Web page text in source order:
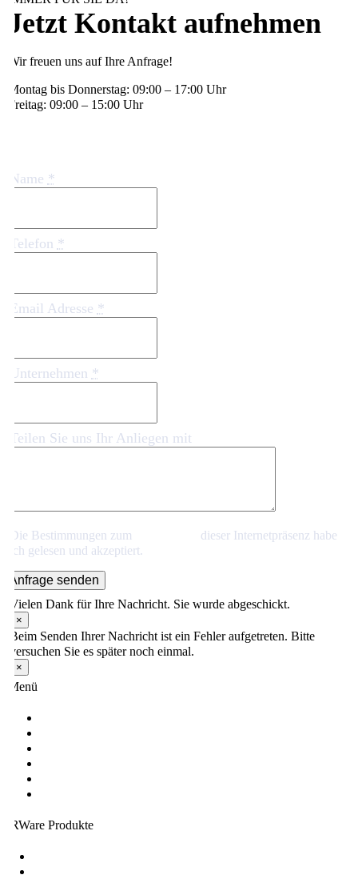
Jetzt Kontakt aufnehmen
Wir freuen uns auf Ihre Anfrage!
Montag bis Donnerstag: 09:00 – 17:00 Uhr
Freitag: 09:00 – 15:00 Uhr
Name *
Telefon *
Email Adresse *
Unternehmen *
Teilen Sie uns Ihr Anliegen mit
Die Bestimmungen zum
dieser Internetpräsenz habe
ich gelesen und akzeptiert.
Anfrage senden
Vielen Dank für Ihre Nachricht. Sie wurde abgeschickt.
×
Beim Senden Ihrer Nachricht ist ein Fehler aufgetreten. Bitte
versuchen Sie es später noch einmal.
×
Menü
HRWare Produkte